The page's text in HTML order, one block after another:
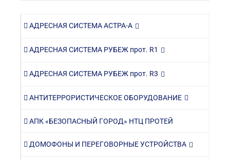
АДРЕСНАЯ СИСТЕМА АСТРА-А
АДРЕСНАЯ СИСТЕМА РУБЕЖ прот. R1
АДРЕСНАЯ СИСТЕМА РУБЕЖ прот. R3
АНТИТЕРРОРИСТИЧЕСКОЕ ОБОРУДОВАНИЕ
АПК «БЕЗОПАСНЫЙ ГОРОД» НТЦ ПРОТЕЙ
ДОМОФОНЫ И ПЕРЕГОВОРНЫЕ УСТРОЙСТВА